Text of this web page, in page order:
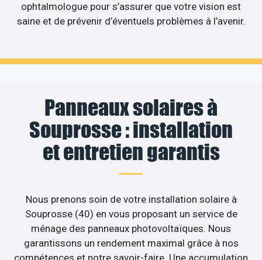
ophtalmologue pour s’assurer que votre vision est
saine et de prévenir d’éventuels problèmes à l’avenir.
Panneaux solaires à
Souprosse : installation
et entretien garantis
Nous prenons soin de votre installation solaire à
Souprosse (40) en vous proposant un service de
ménage des panneaux photovoltaïques. Nous
garantissons un rendement maximal grâce à nos
compétences et notre savoir-faire. Une accumulation